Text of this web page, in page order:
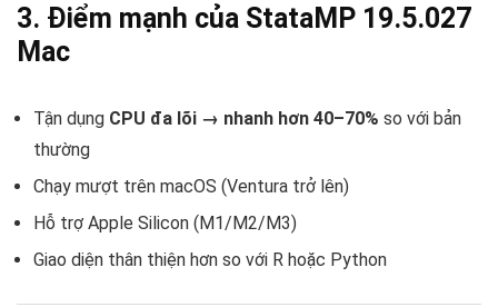
3. Điểm mạnh của StataMP 19.5.027
Mac
Tận dụng CPU đa lõi → nhanh hơn 40–70% so với bản
thường
Chạy mượt trên macOS (Ventura trở lên)
Hỗ trợ Apple Silicon (M1/M2/M3)
Giao diện thân thiện hơn so với R hoặc Python